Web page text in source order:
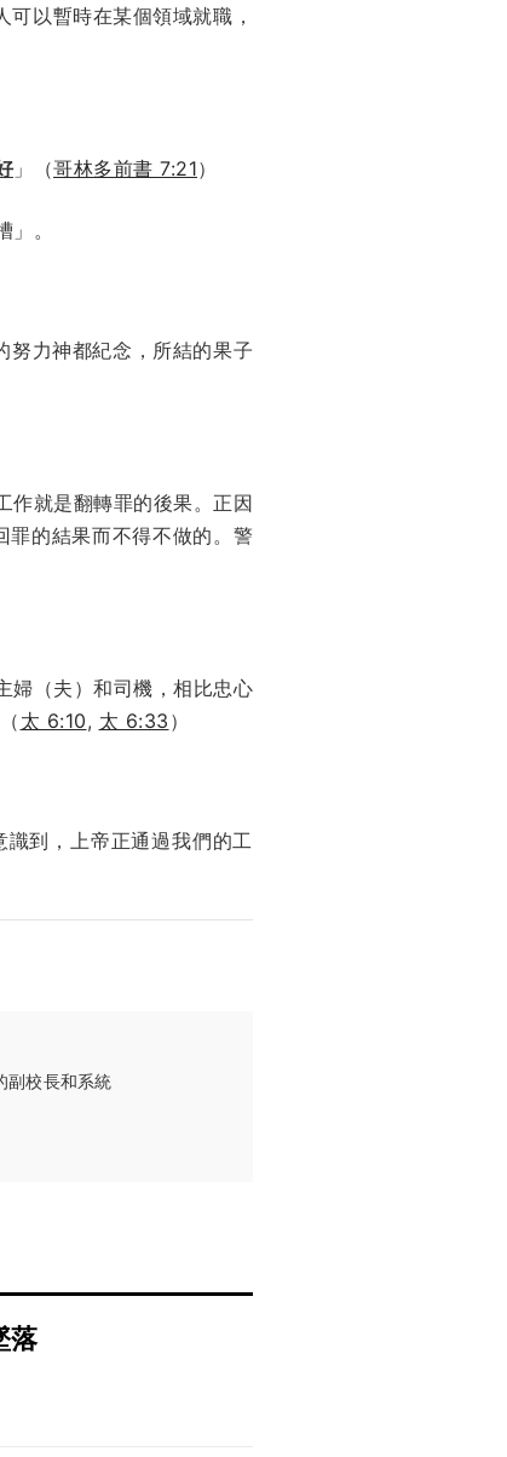
可以暫時在某個領域就職，
」（哥林多前書 7:21）
。
努力神都紀念，所結的果子
作就是翻轉罪的後果。正因
罪的結果而不得不做的。警
婦（夫）和司機，相比忠心
太 6:10, 太 6:33 ）
到，上帝正通過我們的工
副校長和系統
落